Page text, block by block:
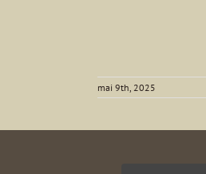
mai 9th, 2025